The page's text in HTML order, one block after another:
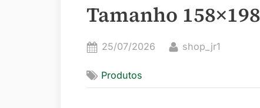
Tamanho 158×198
Posted
25/07/2026 By
shop_jr1
Produtos